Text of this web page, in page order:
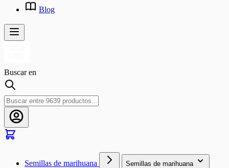
Blog
Buscar en
Semillas de marihuana Semillas de marihuana